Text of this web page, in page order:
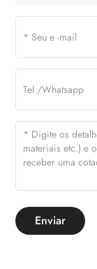
Enviar